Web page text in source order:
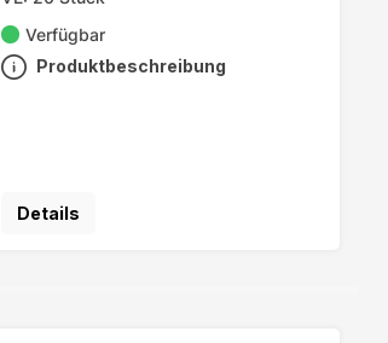
Verfügbar
Produktbeschreibung
Details